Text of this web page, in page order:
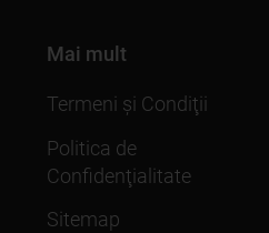
Mai mult
Termeni şi Condiţii
Politica de
Confidenţialitate
Sitemap